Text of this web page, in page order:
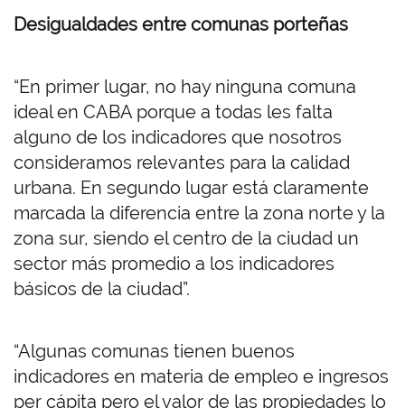
Desigualdades entre comunas porteñas
“En primer lugar, no hay ninguna comuna
ideal en CABA porque a todas les falta
alguno de los indicadores que nosotros
consideramos relevantes para la calidad
urbana. En segundo lugar está claramente
marcada la diferencia entre la zona norte y la
zona sur, siendo el centro de la ciudad un
sector más promedio a los indicadores
básicos de la ciudad”.
“Algunas comunas tienen buenos
indicadores en materia de empleo e ingresos
per cápita pero el valor de las propiedades lo